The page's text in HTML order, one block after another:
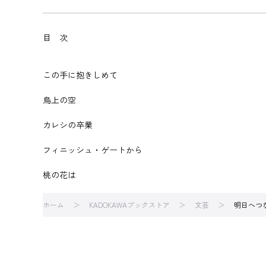
目 次
この手に抱きしめて
烏上の空
カレシの卒業
フィニッシュ・ゲートから
桃の花は
ホーム KADOKAWAブックストア 文芸 明日へつ